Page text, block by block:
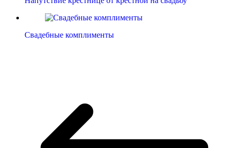
Свадебные комплименты